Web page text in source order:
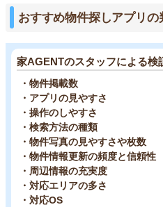
おすすめ物件探しアプリの
家AGENTのスタッフによる検
・物件掲載数
・アプリの見やすさ
・操作のしやすさ
・検索方法の種類
・物件写真の見やすさや枚数
・物件情報更新の頻度と信頼性
・周辺情報の充実度
・対応エリアの多さ
・対応OS